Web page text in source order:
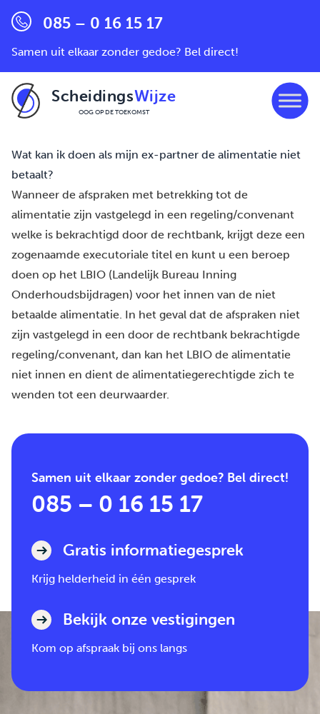
085 – 0 16 15 17
Samen uit elkaar zonder gedoe? Bel direct!
ScheidingsWijze
OOG OP DE TOEKOMST
Wat kan ik doen als mijn ex-partner de alimentatie niet
betaalt?
Wanneer de afspraken met betrekking tot de
alimentatie zijn vastgelegd in een regeling/convenant
welke is bekrachtigd door de rechtbank, krijgt deze een
zogenaamde executoriale titel en kunt u een beroep
doen op het LBIO (Landelijk Bureau Inning
Onderhoudsbijdragen) voor het innen van de niet
betaalde alimentatie. In het geval dat de afspraken niet
zijn vastgelegd in een door de rechtbank bekrachtigde
regeling/convenant, dan kan het LBIO de alimentatie
niet innen en dient de alimentatiegerechtigde zich te
wenden tot een deurwaarder.
Samen uit elkaar zonder gedoe? Bel direct!
085 – 0 16 15 17
Gratis informatiegesprek
Krijg helderheid in één gesprek
Bekijk onze vestigingen
Kom op afspraak bij ons langs